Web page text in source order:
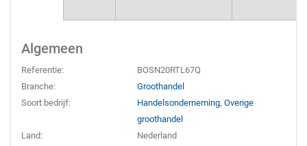
Algemeen
Referentie:
BOSN20RTL67Q
Branche:
Groothandel
Soort bedrijf:
Handelsonderneming,Overige
groothandel
Land:
Nederland